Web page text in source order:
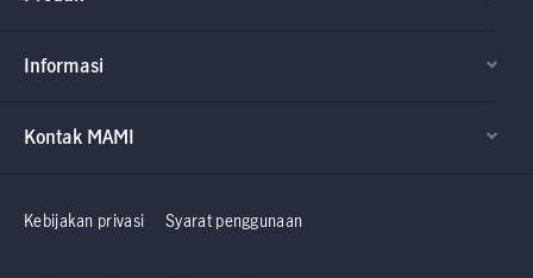
Informasi
Factsheet dan
Kontak MAMI
Kebijakan privasi Syarat penggunaan